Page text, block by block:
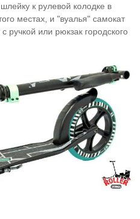
к рулевой колодке в
местах, и "вуалья" самокат
ручкой или рюкзак городского